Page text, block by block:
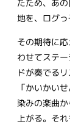
たため、あ
地を、ログっ
その期待に
わせてステ
ドが奏でる
「かいかい
染みの楽曲
上がる。そ